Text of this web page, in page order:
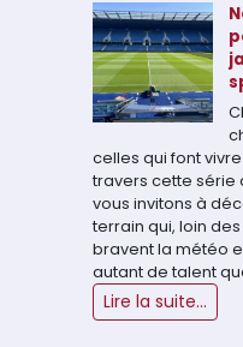
celles qui font
travers cette série
vous invitons à
terrain qui, loin des
bravent la météo
autant de talent
Lire la suite...